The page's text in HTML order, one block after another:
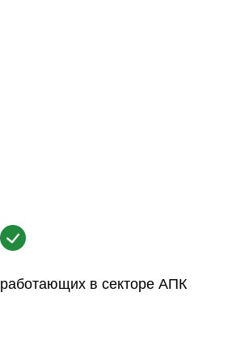
работающих в секторе АПК